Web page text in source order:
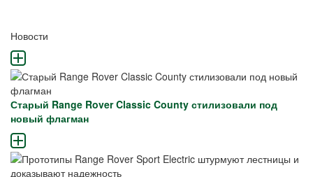
Новости
Старый Range Rover Classic County стилизовали под
новый флагман